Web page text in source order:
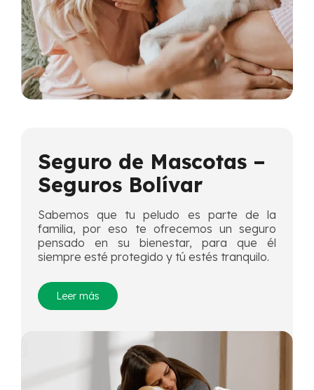
Seguro de Mascotas –
Seguros Bolívar
Sabemos que tu peludo es parte de la
familia, por eso te ofrecemos un seguro
pensado en su bienestar, para que él
siempre esté protegido y tú estés tranquilo.
Leer más